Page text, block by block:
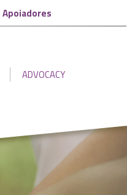
Apoiadores
ADVOCACY